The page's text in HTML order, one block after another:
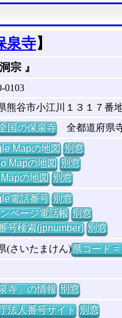
泉寺】
宗 』
0103
熊谷市小江川１３１７番
国の保泉寺全都道府県寺
Mapの地図 別窓
Mapの地図 別窓
の地図 別窓
電話番号 別窓
ページ電話帳 別窓
号検索(jpnumber) 別窓
(さいたまけん)県コード =
寺」の情報 別窓
法人番号サイト 別窓